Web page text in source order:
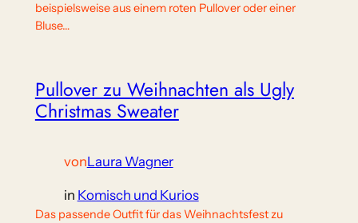
beispielsweise aus einem roten Pullover oder einer
Bluse…
Pullover zu Weihnachten als Ugly
Christmas Sweater
vonLaura Wagner
in Komisch und Kurios
Das passende Outfit für das Weihnachtsfest zu